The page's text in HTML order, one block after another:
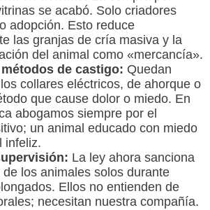
se acabó. Solo criadores
adopción. Esto reduce
las granjas de cría masiva y la
del animal como «mercancía».
de castigo: Quedan
collares eléctricos, de ahorque o
que cause dolor o miedo. En
abogamos siempre por el
un animal educado con miedo
infeliz.
La ley ahora sanciona
los animales solos durante
Ellos no entienden de
necesitan nuestra compañía.